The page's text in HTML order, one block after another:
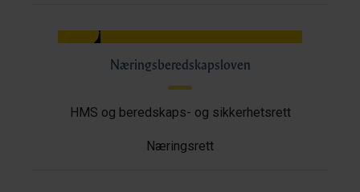
Næringsberedskapsloven
HMS og beredskaps- og sikkerhetsrett
Næringsrett